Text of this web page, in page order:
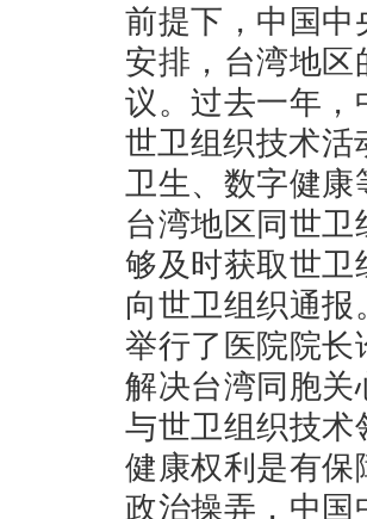
前提下，中国中
安排，台湾地
议。过去一年，
世卫组织技术活
卫生、数字健康
台湾地区同世
够及时获取世卫
向世卫组织通
举行了医院院长
解决台湾同胞关
与世卫组织技术
健康权利是有保
政治操弄，中国